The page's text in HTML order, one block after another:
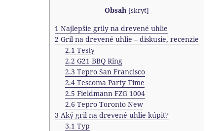
Obsah [skryť]
1 Najlepšie grily na drevené uhlie
2 Gril na drevené uhlie – diskusie, recenzie
2.1 Testy
2.2 G21 BBQ Ring
2.3 Tepro San Francisco
2.4Tescoma Party Time
2.5 Fieldmann FZG 1004
2.6 Tepro Toronto New
3 Aký gril na drevené uhlie kúpiť?
3.1 Typ